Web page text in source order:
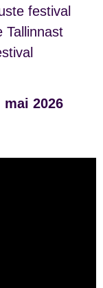
festival
Tallinnast
mai 2026